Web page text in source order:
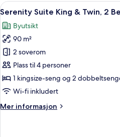
Bedrooms
Åpne
alle
bildene
av
Serenity
Suite
King
&
2
7
Serenity Suite King & Twin, 2
Byutsikt
90 m²
2 soverom
Plass til 4 personer
1 kingsize-seng og 2
Wi-fi inkludert
Mer informasjon
Mer